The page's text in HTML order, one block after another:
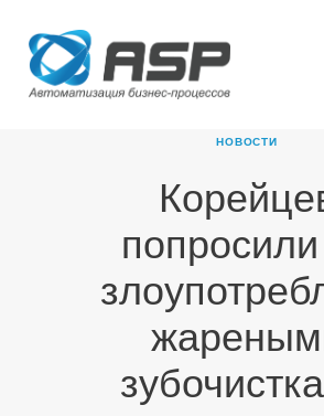
НОВОСТИ
ГЛАВНАЯ
О КОМПАНИИ
НОВОСТИ
КАРЬЕРА
ПАРТНЕРЫ
КОНТАКТЫ